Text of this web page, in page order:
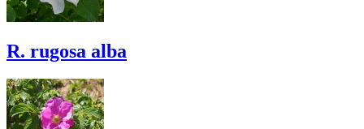
R. rugosa alba